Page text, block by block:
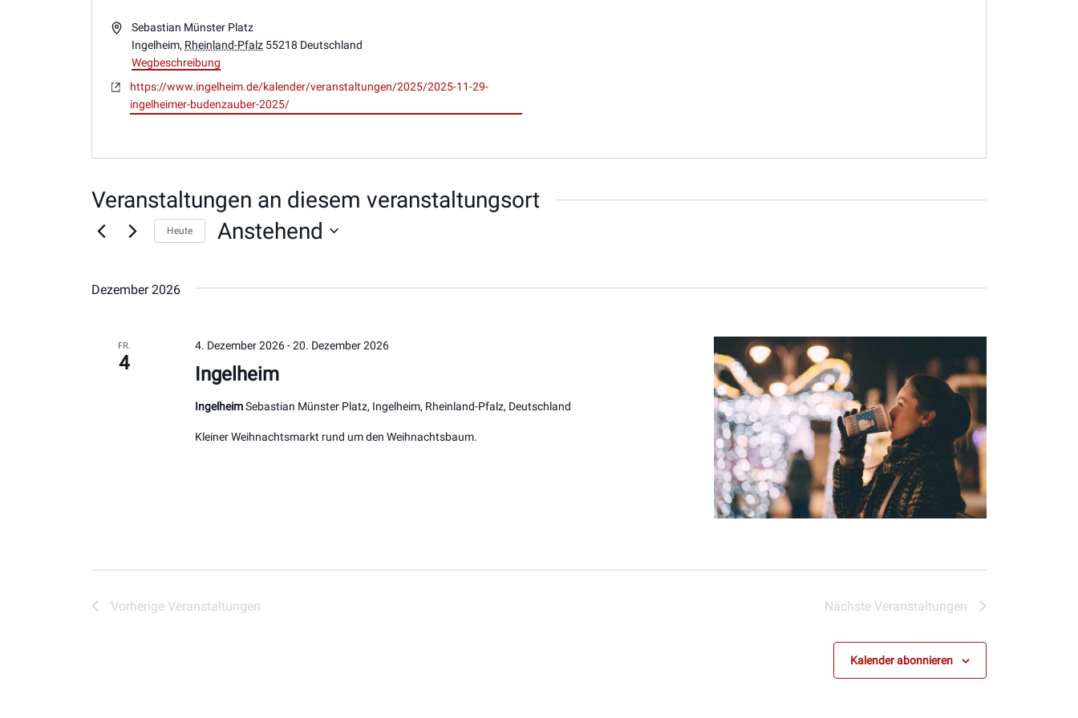
AdresseSebastian Münster Platz
Ingelheim, Rheinland-Pfalz 55218 Deutschland
Wegbeschreibung
Webseite
https://www.ingelheim.de/kalender/veranstaltungen/2025/2025-11-29-
ingelheimer-budenzauber-2025/
Veranstaltungen an diesem veranstaltungsort
Heute Anstehend
Dezember 2026
FR.
4 Ingelheim
4. Dezember 2026-20. Dezember 2026
IngelheimSebastian Münster Platz, Ingelheim, Rheinland-Pfalz, Deutschland
Kleiner Weihnachtsmarkt rund um den Weihnachtsbaum.
Vorherige Veranstaltungen Nächste Veranstaltungen
Kalender abonnieren